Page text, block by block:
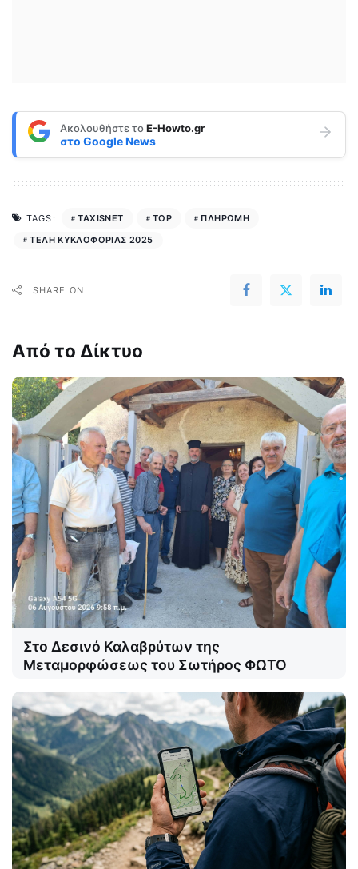
Ακολουθήστε τοE-Howto.gr
στο Google News
TAGS: TAXISNET TOP
ΠΛΗΡΩΜΗ
ΤΕΛΗ ΚΥΚΛΟΦΟΡΙΑΣ 2025
SHARE ON
Από το Δίκτυο
Στο Δεσινό Καλαβρύτων της
Μεταμορφώσεως του Σωτήρος ΦΩΤΟ